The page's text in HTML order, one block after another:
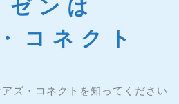
ゼンは
コネクト
ズ・コネクトを知ってください